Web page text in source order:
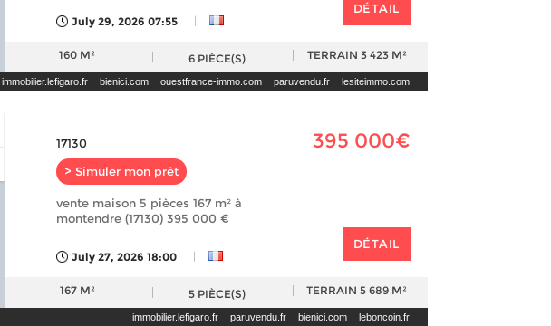
July 29, 2026 07:55 |
DÉTAIL
160 M² 6 PIÈCE(S) TERRAIN 3 423 M²
immobilier.lefigaro.fr bienici.com ouestfrance-immo.com paruvendu.fr lesiteimmo.com
17130
> Simuler mon prêt
395 000€
vente maison 5 pièces 167 m² à
montendre (17130) 395 000 €
July 27, 2026 18:00 |
DÉTAIL
167 M² 5 PIÈCE(S) TERRAIN 5 689 M²
immobilier.lefigaro.fr paruvendu.fr bienici.com leboncoin.fr